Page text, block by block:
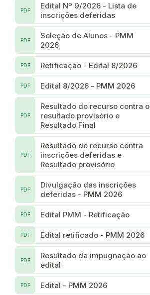
Edital Nº 9/2026 - Lista de
inscrições deferidas
PDF
Seleção de Alunos - PMM
2026
PDF
Retificação - Edital 8/2026
PDF
Edital 8/2026 - PMM 2026
PDF
Resultado do recurso contra o
resultado provisório e
Resultado Final
PDF
Resultado do recurso contra
inscrições deferidas e
Resultado provisório
PDF
Divulgação das inscrições
deferidas - PMM 2026
PDF
Edital PMM - Retificação
PDF
Edital retificado - PMM 2026
PDF
Resultado da impugnação ao
edital
PDF
Edital - PMM 2026
PDF